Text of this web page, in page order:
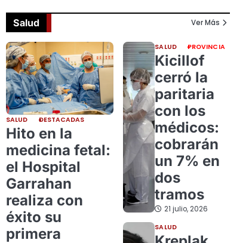
Salud Ver Más
SALUD DESTACADAS
Hito en la
medicina fetal:
el Hospital
Garrahan
realiza con
éxito su
primera
SALUD PROVINCIA
Kicillof
cerró la
paritaria
con los
médicos:
cobrarán
un 7% en
dos
tramos
21 julio, 2026
SALUD